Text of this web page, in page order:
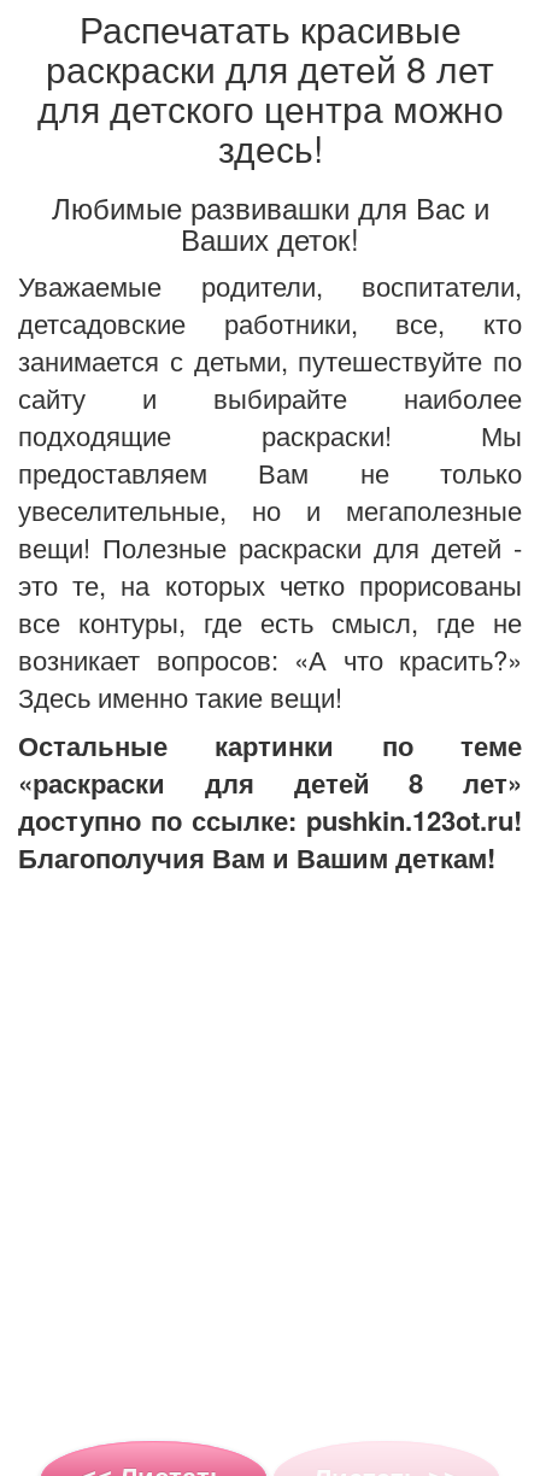
Распечатать красивые
раскраски для детей 8 лет
для детского центра можно
здесь!
Любимые развивашки для Вас и
Ваших деток!
Уважаемые родители, воспитатели,
детсадовские работники, все, кто
занимается с детьми, путешествуйте по
сайту и выбирайте наиболее
подходящие раскраски! Мы
предоставляем Вам не только
увеселительные, но и мегаполезные
вещи! Полезные раскраски для детей -
это те, на которых четко прорисованы
все контуры, где есть смысл, где не
возникает вопросов: «А что красить?»
Здесь именно такие вещи!
Остальные картинки по теме
«раскраски для детей 8 лет»
доступно по ссылке: pushkin.123ot.ru!
Благополучия Вам и Вашим деткам!